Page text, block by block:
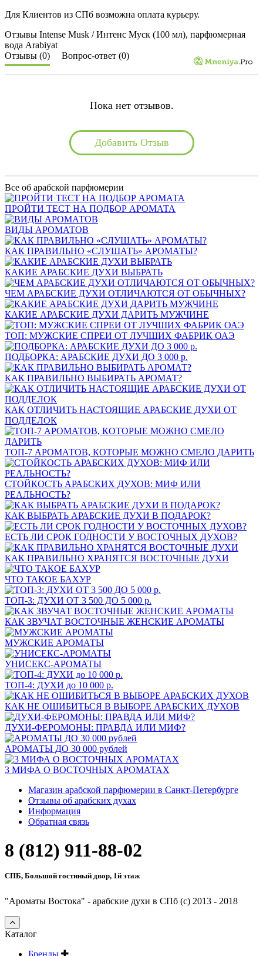
Для Клиентов из СПб возможна оплата курьеру.
Отзывы Intense Musk / Интенс Муск (100 мл), парфюмерная
вода Arabiyat
Отзывы (0)
Вопрос-ответ (0)
Пока нет отзывов.
Добавить Отзыв
Все об арабской парфюмерии
ПРОЙТИ ТЕСТ НА ПОДБОР АРОМАТА
ВИДЫ АРОМАТОВ
КАК ПРАВИЛЬНО «СЛУШАТЬ» АРОМАТЫ?
КАКИЕ АРАБСКИЕ ДУХИ ВЫБРАТЬ
ЧЕМ АРАБСКИЕ ДУХИ ОТЛИЧАЮТСЯ ОТ ОБЫЧНЫХ?
КАКИЕ АРАБСКИЕ ДУХИ ДАРИТЬ МУЖЧИНЕ
ТОП: МУЖСКИЕ СПРЕИ ОТ ЛУЧШИХ ФАБРИК ОАЭ
ПОДБОРКА: АРАБСКИЕ ДУХИ ДО 3 000 р.
КАК ПРАВИЛЬНО ВЫБИРАТЬ АРОМАТ?
КАК ОТЛИЧИТЬ НАСТОЯЩИЕ АРАБСКИЕ ДУХИ ОТ
ПОДДЕЛОК
ТОП-7 АРОМАТОВ, КОТОРЫЕ МОЖНО СМЕЛО ДАРИТЬ
СТОЙКОСТЬ АРАБСКИХ ДУХОВ: МИФ ИЛИ
РЕАЛЬНОСТЬ?
КАК ВЫБРАТЬ АРАБСКИЕ ДУХИ В ПОДАРОК?
ЕСТЬ ЛИ СРОК ГОДНОСТИ У ВОСТОЧНЫХ ДУХОВ?
КАК ПРАВИЛЬНО ХРАНЯТСЯ ВОСТОЧНЫЕ ДУХИ
ЧТО ТАКОЕ БАХУР
ТОП-3: ДУХИ ОТ 3 500 ДО 5 000 р.
КАК ЗВУЧАТ ВОСТОЧНЫЕ ЖЕНСКИЕ АРОМАТЫ
МУЖСКИЕ АРОМАТЫ
УНИСЕКС-АРОМАТЫ
ТОП-4: ДУХИ до 10 000 р.
КАК НЕ ОШИБИТЬСЯ В ВЫБОРЕ АРАБСКИХ ДУХОВ
ДУХИ-ФЕРОМОНЫ: ПРАВДА ИЛИ МИФ?
АРОМАТЫ ДО 30 000 рублей
3 МИФА О ВОСТОЧНЫХ АРОМАТАХ
Магазин арабской парфюмерии в Санкт-Петербурге
Отзывы об арабских духах
Информация
Обратная связь
8 (812) 911-88-02
СПБ, Большой гостиный двор, 1й этаж
"Ароматы Востока" - арабские духи в СПб (c) 2013 - 2018
Каталог
Бренды